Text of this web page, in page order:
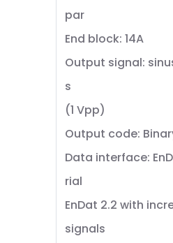
par
End block: 14A
Output signal:
s
(1 Vpp)
Output code:
Data interface:
rial
EnDat 2.2 with
signals